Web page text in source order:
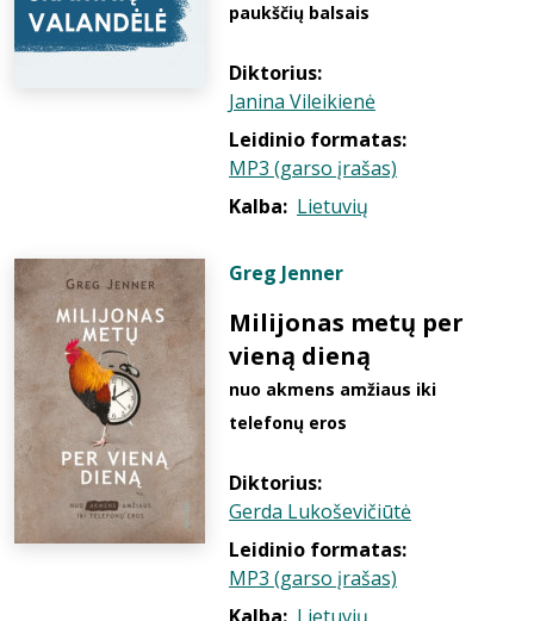
paukščių balsais
Diktorius:
Janina Vileikienė
Leidinio formatas:
MP3 (garso įrašas)
Kalba: Lietuvių
Greg Jenner
Milijonas metų per
vieną dieną
nuo akmens amžiaus iki
telefonų eros
Diktorius:
Gerda Lukoševičiūtė
Leidinio formatas:
MP3 (garso įrašas)